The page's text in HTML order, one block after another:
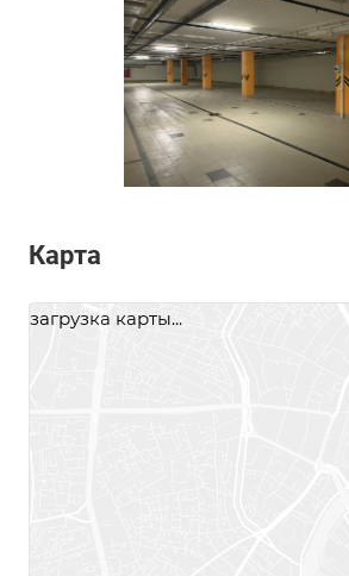
Карта
загрузка карты...